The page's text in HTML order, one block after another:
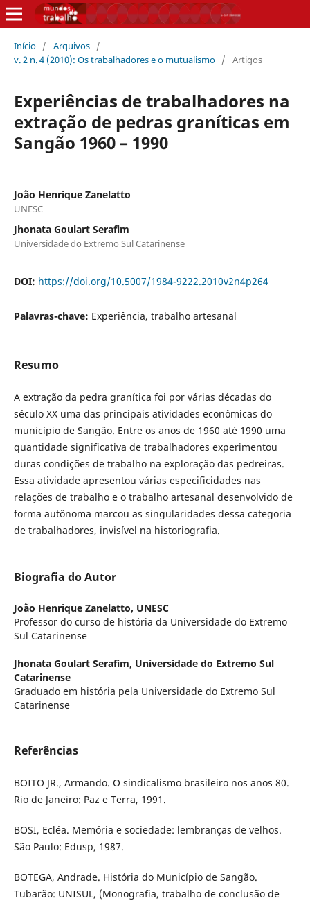
Início / Arquivos /
v. 2 n. 4 (2010): Os trabalhadores e o mutualismo / Artigos
Experiências de trabalhadores na
extração de pedras graníticas em
Sangão 1960 – 1990
João Henrique Zanelatto
UNESC
Jhonata Goulart Serafim
Universidade do Extremo Sul Catarinense
DOI: https://doi.org/10.5007/1984-9222.2010v2n4p264
Palavras-chave: Experiência, trabalho artesanal
Resumo
A extração da pedra granítica foi por várias décadas do
século XX uma das principais atividades econômicas do
município de Sangão. Entre os anos de 1960 até 1990 uma
quantidade significativa de trabalhadores experimentou
duras condições de trabalho na exploração das pedreiras.
Essa atividade apresentou várias especificidades nas
relações de trabalho e o trabalho artesanal desenvolvido de
forma autônoma marcou as singularidades dessa categoria
de trabalhadores, invisível na historiografia.
Biografia do Autor
João Henrique Zanelatto, UNESC
Professor do curso de história da Universidade do Extremo
Sul Catarinense
Jhonata Goulart Serafim, Universidade do Extremo Sul
Catarinense
Graduado em história pela Universidade do Extremo Sul
Catarinense
Referências
BOITO JR., Armando. O sindicalismo brasileiro nos anos 80.
Rio de Janeiro: Paz e Terra, 1991.
BOSI, Ecléa. Memória e sociedade: lembranças de velhos.
São Paulo: Edusp, 1987.
BOTEGA, Andrade. História do Município de Sangão.
Tubarão: UNISUL, (Monografia, trabalho de conclusão de